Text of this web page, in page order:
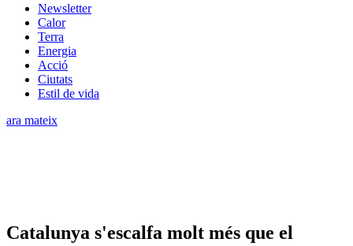
Newsletter
Calor
Terra
Energia
Acció
Ciutats
Estil de vida
ara mateix
Catalunya s'escalfa molt més que el